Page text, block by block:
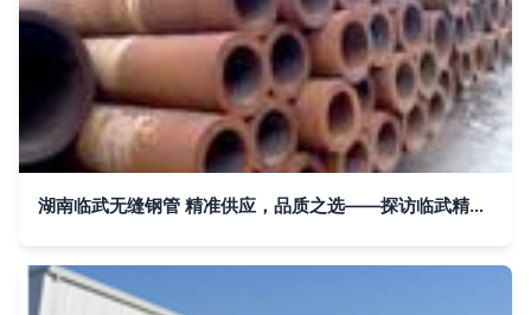
湖南临武无缝钢管 精准供应，品质之选——探访临武精密与厚壁无缝钢管厂